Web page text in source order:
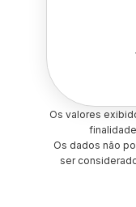
Os valores
Os dados não
ser